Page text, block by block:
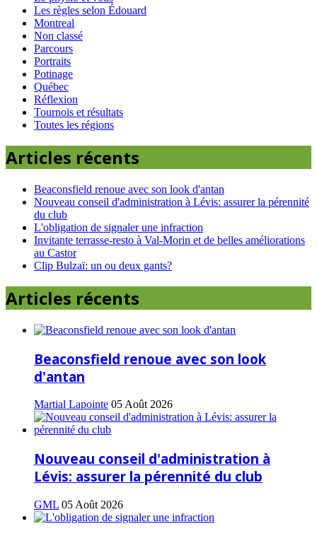
Les règles selon Édouard
Montreal
Non classé
Parcours
Portraits
Potinage
Québec
Réflexion
Tournois et résultats
Toutes les régions
Articles récents
Beaconsfield renoue avec son look d'antan
Nouveau conseil d'administration à Lévis: assurer la pérennité
du club
L'obligation de signaler une infraction
Invitante terrasse-resto à Val-Morin et de belles améliorations
au Castor
Clip Bulzaï: un ou deux gants?
Articles récents
Beaconsfield renoue avec son look
d'antan
Martial Lapointe 05 Août 2026
Nouveau conseil d'administration à
Lévis: assurer la pérennité du club
GML 05 Août 2026